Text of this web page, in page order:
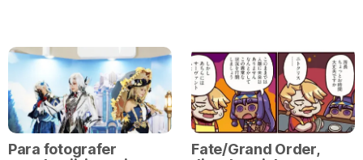
Para fotografer
Fate/Grand Order,